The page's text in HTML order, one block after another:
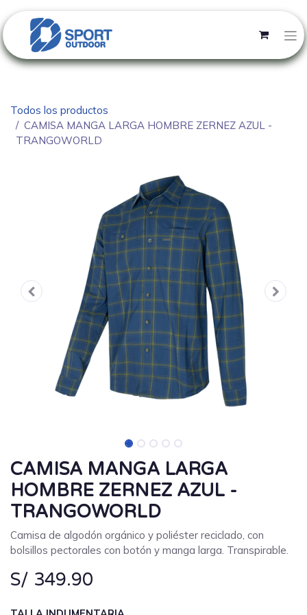
Todos los productos
CAMISA MANGA LARGA HOMBRE ZERNEZ AZUL -
TRANGOWORLD
CAMISA MANGA LARGA
HOMBRE ZERNEZ AZUL -
TRANGOWORLD
Camisa de algodón orgánico y poliéster reciclado, con
bolsillos pectorales con botón y manga larga. Transpirable.
S/ 349.90